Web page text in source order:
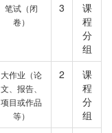
笔试（闭
卷）
3
课
程
分
组
大作业（论
文、报告、
项目或作品
等）
2
课
程
分
组